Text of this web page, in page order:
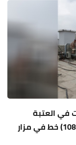
في العتبة
الحسينية تتمكن من نصب بدالة بسعة (108) خط في مزار